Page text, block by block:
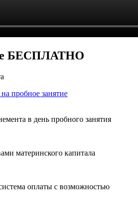
БЕСПЛАТНО
на пробное занятие
в день пробного занятия
материнского капитала
оплаты с возможностью